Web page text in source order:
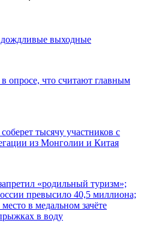
выходные
опросе, что считают главным
тысячу участников с
из Монголии и Китая
«родильный туризм»;
превысило 40,5 миллиона;
в медальном зачёте
в воду